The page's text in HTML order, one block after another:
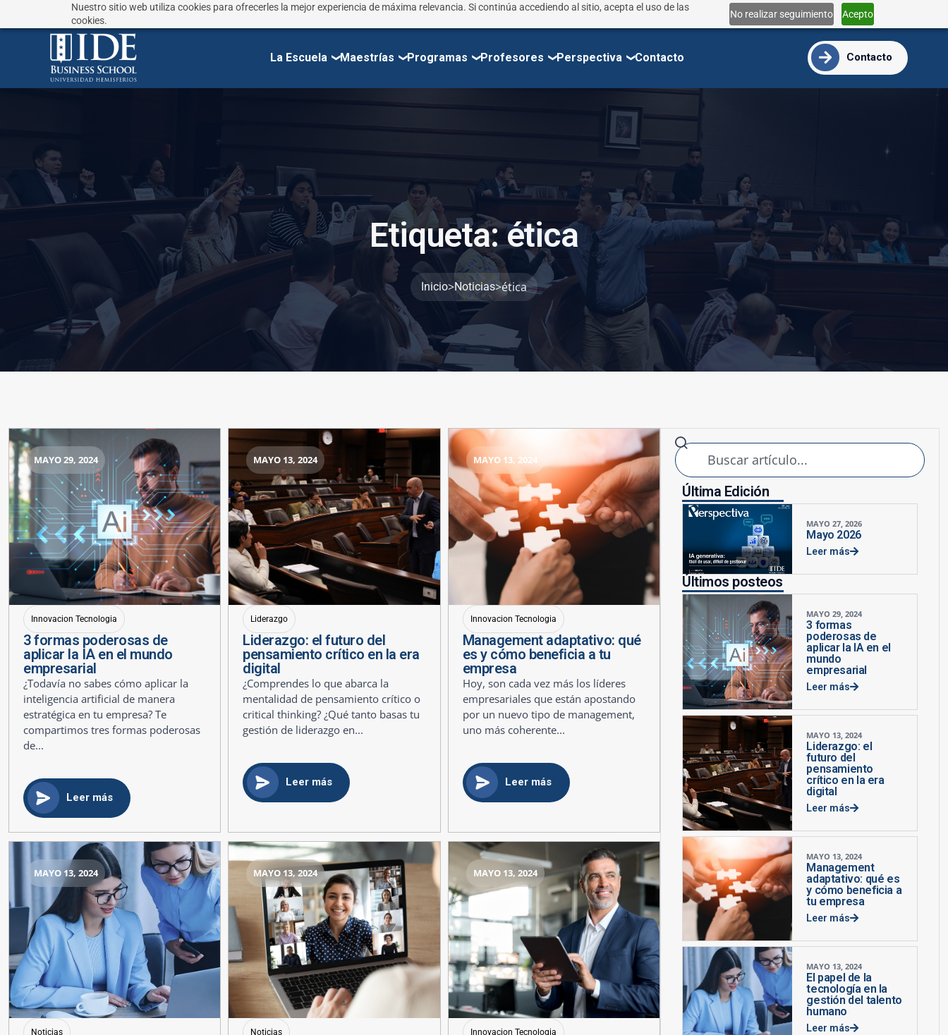
Nuestro sitio web utiliza cookies para ofrecerles la mejor experiencia de máxima relevancia. Si continúa accediendo al sitio, acepta el uso de las
cookies.
No realizar seguimiento Acepto
¿No sabes que estudiar?Responde estas preguntas Lun - Vie 9:00 - 18:00 info@ide.edu.ec
La Escuela Maestrías Programas Profesores Perspectiva Contacto Contacto
Etiqueta:ética
Inicio>Noticias>ética
MAYO 29, 2024
Innovacion Tecnologia
3 formas poderosas de
aplicar la IA en el mundo
empresarial
¿Todavía no sabes cómo aplicar la
inteligencia artificial de manera
estratégica en tu empresa? Te
compartimos tres formas poderosas
de...
Leer más
MAYO 13, 2024
Liderazgo
Liderazgo: el futuro del
pensamiento crítico en la era
digital
¿Comprendes lo que abarca la
mentalidad de pensamiento crítico o
critical thinking? ¿Qué tanto basas tu
gestión de liderazgo en...
Leer más
MAYO 13, 2024
Innovacion Tecnologia
Management adaptativo: qué
es y cómo beneficia a tu
empresa
Hoy, son cada vez más los líderes
empresariales que están apostando
por un nuevo tipo de management,
uno más coherente...
Leer más
MAYO 13, 2024
Noticias
MAYO 13, 2024
Noticias
MAYO 13, 2024
Innovacion Tecnologia
Última Edición
MAYO 27, 2026
Mayo 2026
Leer más
Últimos posteos
MAYO 29, 2024
3 formas
poderosas de
aplicar la IA en el
mundo
empresarial
Leer más
MAYO 13, 2024
Liderazgo: el
futuro del
pensamiento
crítico en la era
digital
Leer más
MAYO 13, 2024
Management
adaptativo: qué es
y cómo beneficia a
tu empresa
Leer más
MAYO 13, 2024
El papel de la
tecnología en la
gestión del talento
humano
Leer más